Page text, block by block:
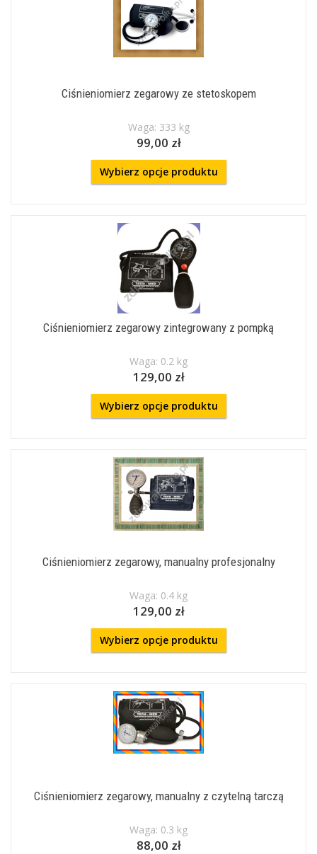
Ciśnieniomierz zegarowy ze stetoskopem
Waga: 333 kg
99,00 zł
Wybierz opcje produktu
Ciśnieniomierz zegarowy zintegrowany z pompką
Waga: 0.2 kg
129,00 zł
Wybierz opcje produktu
Ciśnieniomierz zegarowy, manualny profesjonalny
Waga: 0.4 kg
129,00 zł
Wybierz opcje produktu
Ciśnieniomierz zegarowy, manualny z czytelną tarczą
Waga: 0.3 kg
88,00 zł